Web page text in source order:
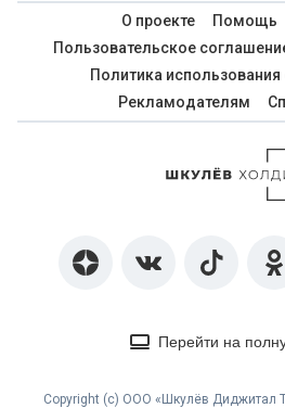
О проекте Помощь
Пользовательское
Политика
Рекламодателям
Перейти на
Copyright (с) ООО «Шкулёв Диджитал